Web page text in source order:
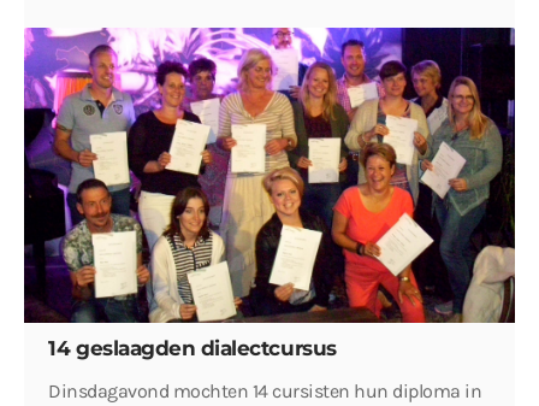
14 geslaagden dialectcursus
Dinsdagavond mochten 14 cursisten hun diploma in